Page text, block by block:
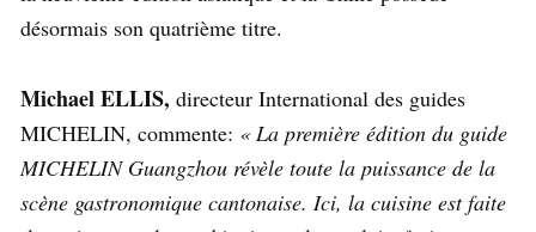
désormais son quatrième titre.
Michael ELLIS, directeur International des guides
MICHELIN, commente: « La première édition du guide
MICHELIN Guangzhou révèle toute la puissance de la
scène gastronomique cantonaise. Ici, la cuisine est faite